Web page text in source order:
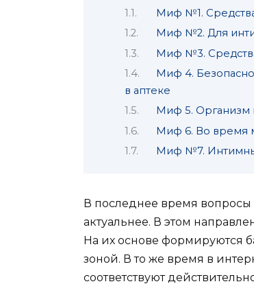
Миф №1.
Миф №2. Для
Миф №3.
Миф 4.
в аптеке
Миф 5. Организм
Миф 6. Во время
Миф №7.
В последнее время
актуальнее. В этом
На их основе формируются
зоной. В то же время в
соответствуют